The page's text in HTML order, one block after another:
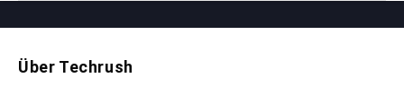
Über Techrush